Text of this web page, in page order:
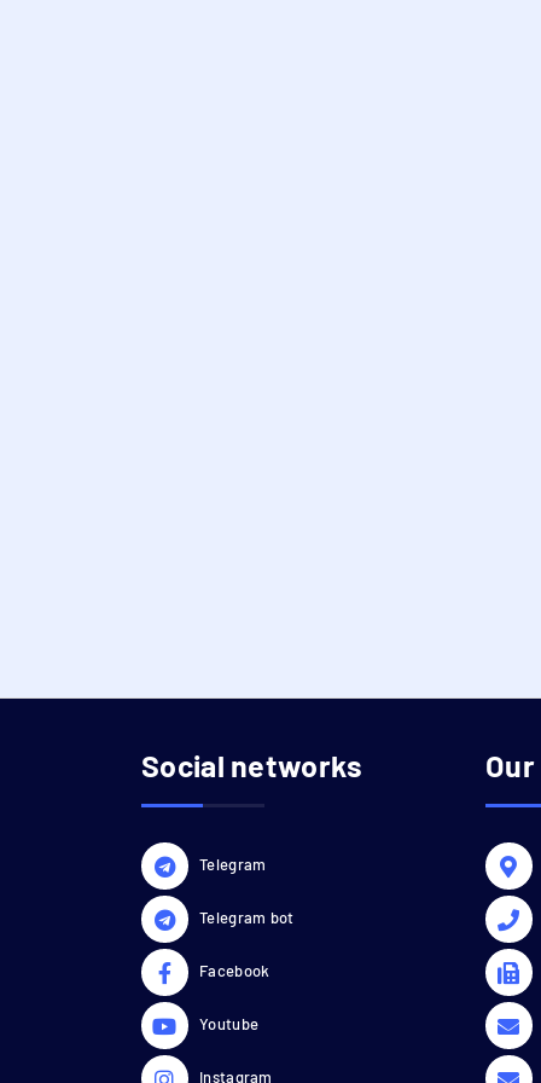
Social networks
Telegram
Telegram bot
Facebook
Youtube
Instagram